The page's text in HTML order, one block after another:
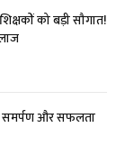
को बड़ी सौगात!
समर्पण और सफलता